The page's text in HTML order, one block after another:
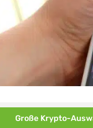
Große Krypto-